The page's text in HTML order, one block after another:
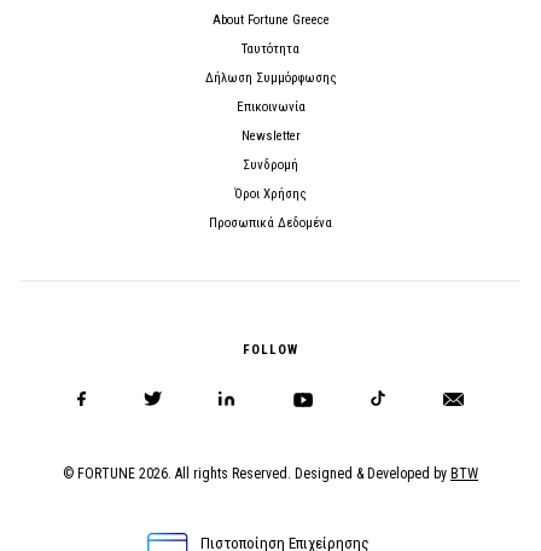
About Fortune Greece
Ταυτότητα
Δήλωση Συμμόρφωσης
Επικοινωνία
Newsletter
Συνδρομή
Όροι Χρήσης
Προσωπικά Δεδομένα
FOLLOW
© FORTUNE 2026. All rights Reserved. Designed & Developed by BTW
Πιστοποίηση Επιχείρησης